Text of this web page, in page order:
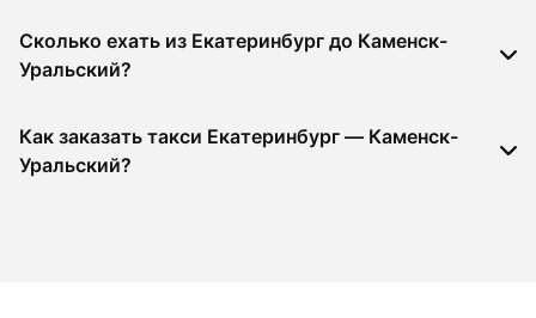
Сколько ехать из Екатеринбург до Каменск-
Уральский?
Как заказать такси Екатеринбург — Каменск-
Уральский?